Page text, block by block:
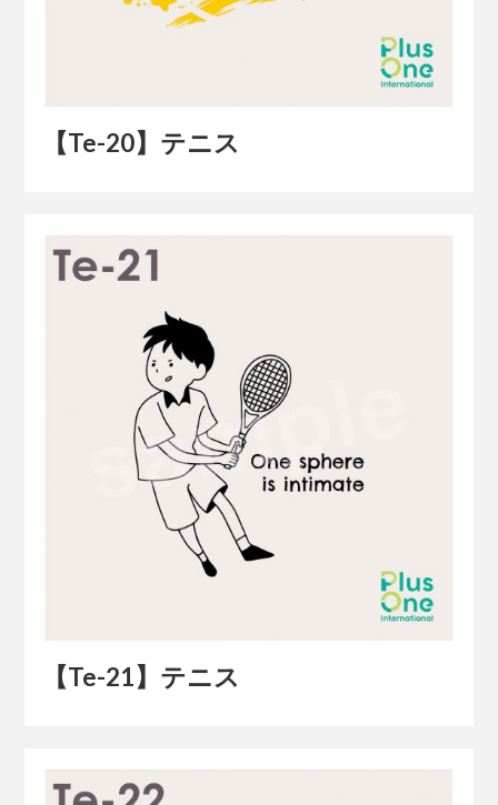
【Te-20】テニス
【Te-21】テニス